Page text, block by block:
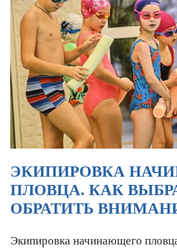
ЭКИПИРОВКА
ПЛОВЦА. КАК
ОБРАТИТЬ
Экипировка начинающего